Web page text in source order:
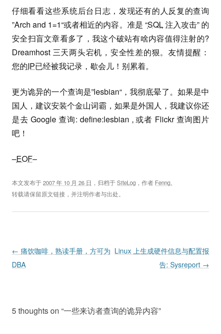
仔细看看这些系统后台日志，发现还有的人反复的查询
”Arch and 1=1“或者相近的内容。准是 “SQL注入攻击” 的
安全扫盲文章看多了，我这个破站有啥内容值得注射的?
Dreamhost 三天两头宕机，安全性差的狠。友情提醒：
您的IP已经被我记录，歇会儿！别累着。
更为诡异的一个查询是”lesbian“，我彻底晕了。如果是中
国人，建议安装个金山词霸，如果是外国人，我建议你还
是去 Google 查询: define:lesbian , 或者 Flickr 查询图片
吧！
–EOF–
本文发布于2007 年 10 月 26 日 ，归档于SiteLog ，作者 Fenng。
转载请保留原文链接，并注明作者与出处。
Post navigation
← 痛饮咖啡，熟读手册，方可为
DBA
Linux 上生成硬件信息与配置报
告: Sysreport →
5 thoughts on “一些来访者查询的诡异内容”